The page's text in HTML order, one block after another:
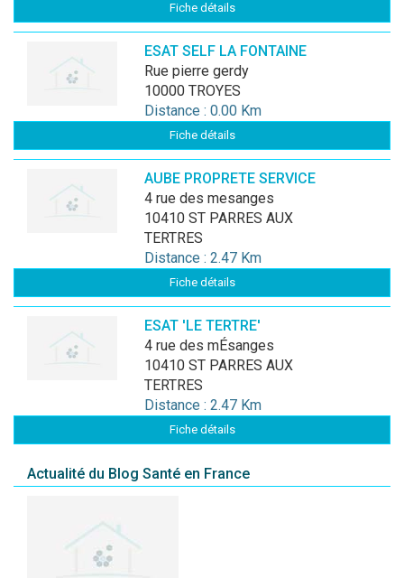
Fiche détails
ESAT SELF LA FONTAINE
rue pierre gerdy
10000 TROYES
Distance : 0.00 Km
Fiche détails
AUBE PROPRETE SERVICE
4 rue des mesanges
10410 ST PARRES AUX
TERTRES
Distance : 2.47 Km
Fiche détails
ESAT 'LE TERTRE'
4 rue des mÉsanges
10410 ST PARRES AUX
TERTRES
Distance : 2.47 Km
Fiche détails
Actualité du Blog Santé en France